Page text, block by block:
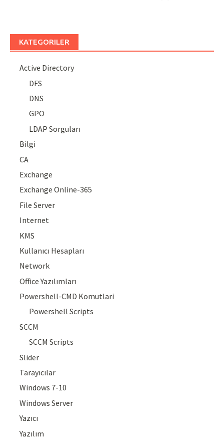
KATEGORILER
Active Directory
DFS
DNS
GPO
LDAP Sorguları
Bilgi
CA
Exchange
Exchange Online-365
File Server
Internet
KMS
Kullanıcı Hesapları
Network
Office Yazılımları
Powershell-CMD Komutlari
Powershell Scripts
SCCM
SCCM Scripts
Slider
Tarayıcılar
Windows 7-10
Windows Server
Yazıcı
Yazılım